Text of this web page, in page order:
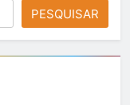
PESQUISAR